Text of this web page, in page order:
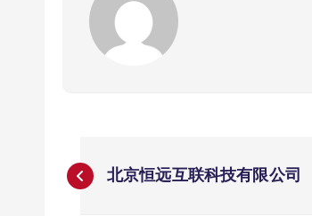
文
北京恒远互联科技有限公司